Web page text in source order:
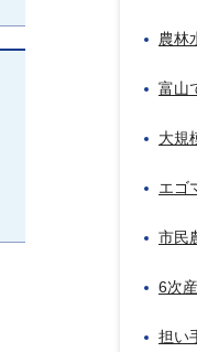
農林
富山
大規
エゴ
市民
6次
担い